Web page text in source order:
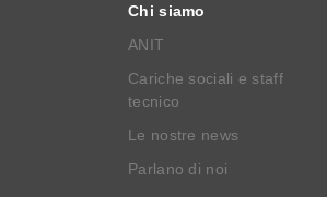
Chi siamo
ANIT
Cariche sociali e staff
tecnico
Le nostre news
Parlano di noi